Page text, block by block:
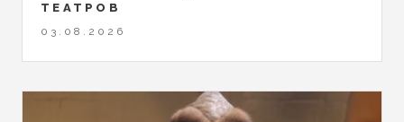
ТЕАТРОВ
03.08.2026